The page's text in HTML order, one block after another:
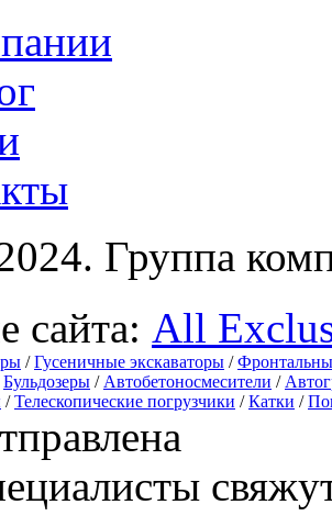
Группа
сайта: All
/Гусеничные экскаваторы /
Бульдозеры / Автобетоносмесители /
/Телескопические погрузчики /Катки /